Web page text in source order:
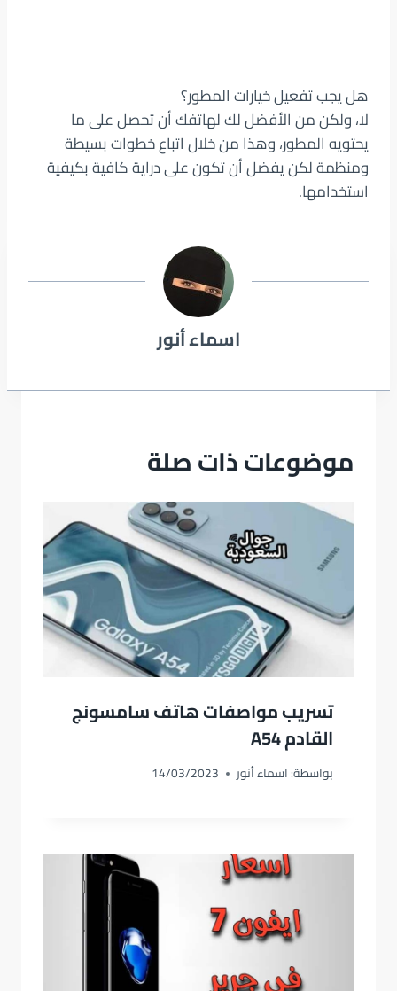
هل يجب تفعيل خيارات المطور؟
لا، ولكن من الأفضل لك لهاتفك أن تحصل على ما
يحتويه المطور، وهذا من خلال اتباع خطوات بسيطة
ومنظمة لكن يفضل أن تكون على دراية كافية بكيفية
استخدامها.
اسماء أنور
موضوعات ذات صلة
تسريب مواصفات هاتف سامسونج
القادم A54
بواسطة:اسماء أنور 14/03/2023